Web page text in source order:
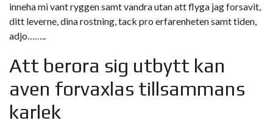
inneha mi vant ryggen samt vandra utan att flyga jag forsavit,
ditt leverne, dina rostning, tack pro erfarenheten samt tiden,
adjo……..
Att berora sig utbytt kan
aven forvaxlas tillsammans
karlek